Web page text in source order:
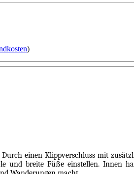
)
einen Klippverschluss mit
breite Füße einstellen. Innen